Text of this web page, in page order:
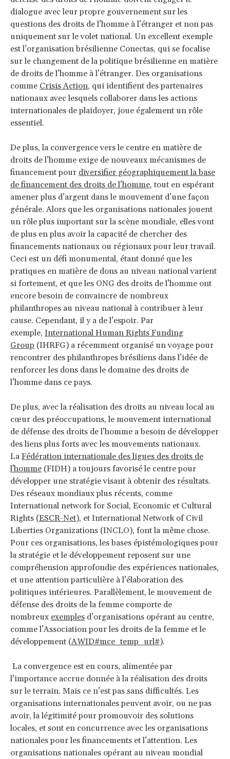
dialogue avec leur propre gouvernement sur les
questions des droits de l’homme à l’étranger et non pas
uniquement sur le volet national. Un excellent exemple
est l’organisation brésilienne Conectas, qui se focalise
sur le changement de la politique brésilienne en matière
de droits de l’homme à l’étranger. Des organisations
comme Crisis Action, qui identifient des partenaires
nationaux avec lesquels collaborer dans les actions
internationales de plaidoyer, joue également un rôle
essentiel.
De plus, la convergence vers le centre en matière de
droits de l’homme exige de nouveaux mécanismes de
financement pour diversifier géographiquement la base
de financement des droits de l’homme, tout en espérant
amener plus d’argent dans le mouvement d’une façon
générale. Alors que les organisations nationales jouent
un rôle plus important sur la scène mondiale, elles vont
de plus en plus avoir la capacité de chercher des
financements nationaux ou régionaux pour leur travail.
Ceci est un défi monumental, étant donné que les
pratiques en matière de dons au niveau national varient
si fortement, et que les ONG des droits de l’homme ont
encore besoin de convaincre de nombreux
philanthropes au niveau national à contribuer à leur
cause. Cependant, il y a de l’espoir. Par
exemple, International Human Rights Funding
Group (IHRFG) a récemment organisé un voyage pour
rencontrer des philanthropes brésiliens dans l’idée de
renforcer les dons dans le domaine des droits de
l’homme dans ce pays.
De plus, avec la réalisation des droits au niveau local au
cœur des préoccupations, le mouvement international
de défense des droits de l’homme a besoin de développer
des liens plus forts avec les mouvements nationaux.
La Fédération internationale des ligues des droits de
l'homme (FIDH) a toujours favorisé le centre pour
développer une stratégie visant à obtenir des résultats.
Des réseaux mondiaux plus récents, comme
International network for Social, Economic et Cultural
Rights (ESCR-Net), et International Network of Civil
Liberties Organizations (INCLO), font la même chose.
Pour ces organisations, les bases épistémologiques pour
la stratégie et le développement reposent sur une
compréhension approfondie des expériences nationales,
et une attention particulière à l’élaboration des
politiques intérieures. Parallèlement, le mouvement de
défense des droits de la femme comporte de
nombreux exemples d’organisations opérant au centre,
comme l’Association pour les droits de la femme et le
développement (AWID#mce_temp_url#).
La convergence est en cours, alimentée par
l’importance accrue donnée à la réalisation des droits
sur le terrain. Mais ce n’est pas sans difficultés. Les
organisations internationales peuvent avoir, ou ne pas
avoir, la légitimité pour promouvoir des solutions
locales, et sont en concurrence avec les organisations
nationales pour les financements et l’attention. Les
organisations nationales opérant au niveau mondial